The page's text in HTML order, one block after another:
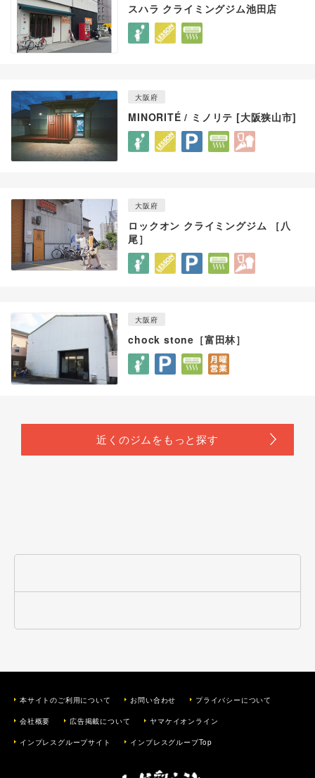
スハラ クライミングジム池田店
大阪府
MINORITÉ / ミノリテ [大阪狭山市]
大阪府
ロックオン クライミングジム ［八
尾］
大阪府
chock stone［富田林］
本サイトのご利用について お問い合わせ プライバシーについて
会社概要 広告掲載について ヤマケイオンライン
インプレスグループサイト インプレスグループTop